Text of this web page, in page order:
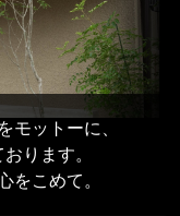
モットーに、
ります。
をこめて。